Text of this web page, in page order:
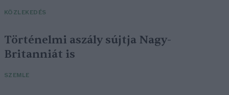
KÖZLEKEDÉS
Történelmi aszály sújtja Nagy-
Britanniát is
SZEMLE